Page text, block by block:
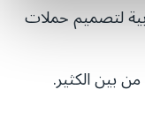
لتصميم حملات
بين الكثير.